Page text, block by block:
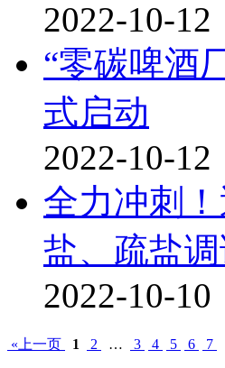
2022-10-12
“零碳啤酒
式启动
2022-10-12
全力冲刺
盐、疏盐
2022-10-10
«上一页 1 2 … 3 4 5 6 7